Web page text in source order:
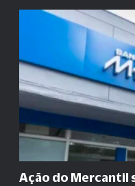
Ação do Mercantil